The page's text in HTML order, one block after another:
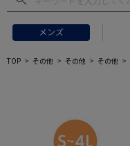
メンズ
TOP その他 その他 その他